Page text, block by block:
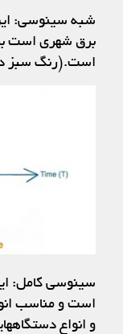
شبه سینوسی:
برق شهری است
است.(رنگ سبز
سینوسی کامل:
است و مناسب
و انواع